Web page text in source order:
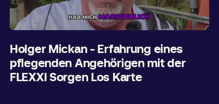
Holger Mickan - Erfahrung eines
pflegenden Angehörigen mit der
FLEXXI Sorgen Los Karte